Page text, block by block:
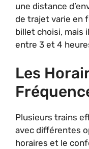
une distance
de trajet varie en
billet choisi, mais
entre 3 et 4
Les
Plusieurs trains
avec différentes
horaires et le